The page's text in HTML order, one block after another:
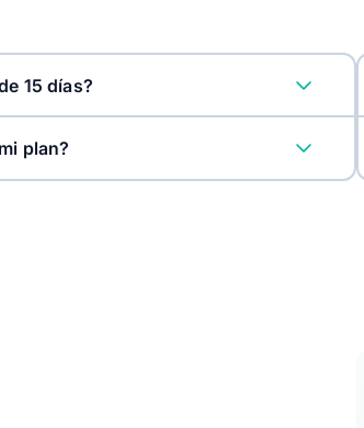
15 días?
plan?